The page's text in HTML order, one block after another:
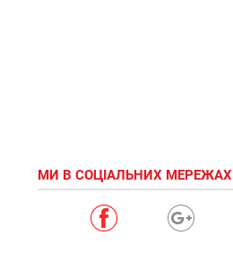
МИ В СОЦІАЛЬНИХ МЕРЕЖАХ